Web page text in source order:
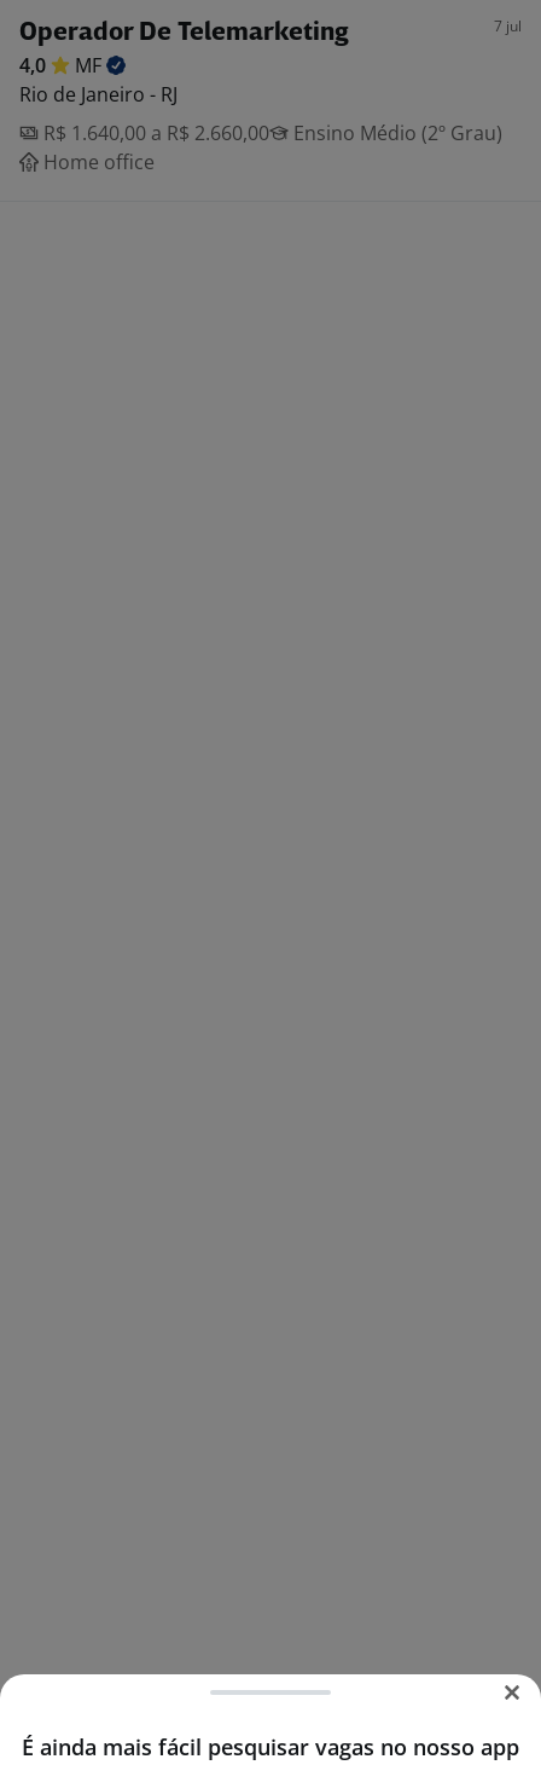
Operador De Telemarketing 7 jul
4,0
MF
Rio de Janeiro - RJ
R$ 1.640,00 a R$ 2.660,00
Ensino Médio (2º Grau)
Home office
É ainda mais fácil pesquisar vagas no nosso app